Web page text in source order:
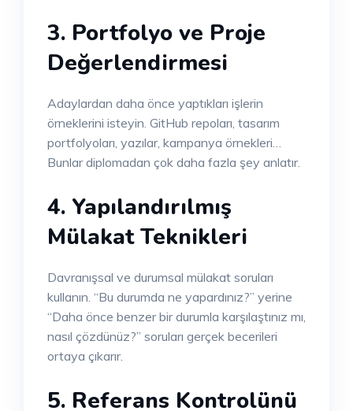
3. Portfolyo ve Proje
Değerlendirmesi
Adaylardan daha önce yaptıkları işlerin
örneklerini isteyin. GitHub repoları, tasarım
portfolyoları, yazılar, kampanya örnekleri…
Bunlar diplomadan çok daha fazla şey anlatır.
4. Yapılandırılmış
Mülakat Teknikleri
Davranışsal ve durumsal mülakat soruları
kullanın. “Bu durumda ne yapardınız?” yerine
“Daha önce benzer bir durumla karşılaştınız mı,
nasıl çözdünüz?” soruları gerçek becerileri
ortaya çıkarır.
5. Referans Kontrolünü